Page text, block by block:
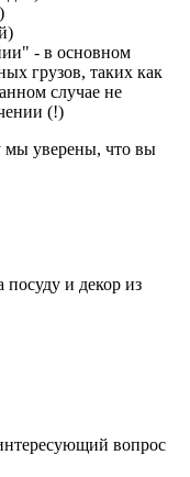
- в основном
грузов, таких как
случае не
(!)
мы уверены, что вы
и декор из
вопрос